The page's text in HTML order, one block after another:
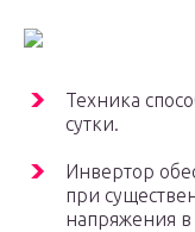
Техника
сутки.
Инвертор
при
напряжения в